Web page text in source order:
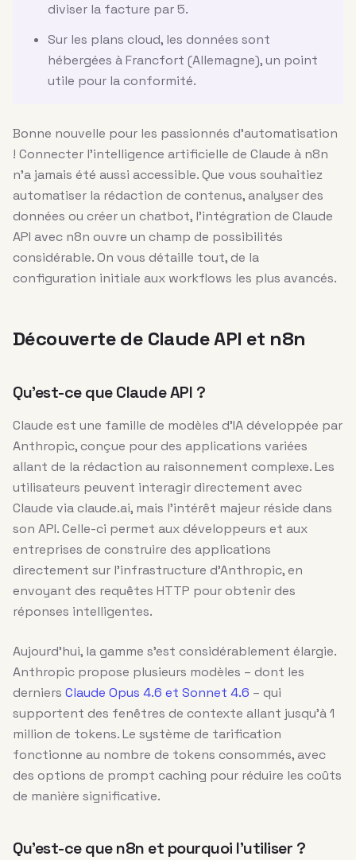
diviser la facture par 5.
Sur les plans cloud, les données sont
hébergées à Francfort (Allemagne), un point
utile pour la conformité.
Bonne nouvelle pour les passionnés d’automatisation
! Connecter l’intelligence artificielle de Claude à n8n
n’a jamais été aussi accessible. Que vous souhaitiez
automatiser la rédaction de contenus, analyser des
données ou créer un chatbot, l’intégration de Claude
API avec n8n ouvre un champ de possibilités
considérable. On vous détaille tout, de la
configuration initiale aux workflows les plus avancés.
Découverte de Claude API et n8n
Qu’est-ce que Claude API ?
Claude est une famille de modèles d’IA développée par
Anthropic, conçue pour des applications variées
allant de la rédaction au raisonnement complexe. Les
utilisateurs peuvent interagir directement avec
Claude via claude.ai, mais l’intérêt majeur réside dans
son API. Celle-ci permet aux développeurs et aux
entreprises de construire des applications
directement sur l’infrastructure d’Anthropic, en
envoyant des requêtes HTTP pour obtenir des
réponses intelligentes.
Aujourd’hui, la gamme s’est considérablement élargie.
Anthropic propose plusieurs modèles – dont les
derniers Claude Opus 4.6 et Sonnet 4.6 – qui
supportent des fenêtres de contexte allant jusqu’à 1
million de tokens. Le système de tarification
fonctionne au nombre de tokens consommés, avec
des options de prompt caching pour réduire les coûts
de manière significative.
Qu’est-ce que n8n et pourquoi l’utiliser ?